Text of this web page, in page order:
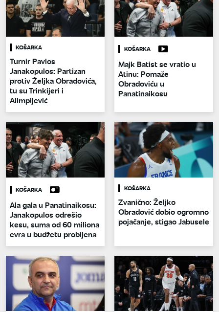
KOŠARKA
Turnir Pavlos
Janakopulos: Partizan
protiv Željka Obradovića,
tu su Trinkijeri i
Alimpijević
KOŠARKA
Majk Batist se vratio u
Atinu: Pomaže
Obradoviću u
Panatinaikosu
KOŠARKA
Ala gala u Panatinaikosu:
Janakopulos odrešio
kesu, suma od 60 miliona
evra u budžetu probijena
KOŠARKA
Zvanično: Željko
Obradović dobio ogromno
pojačanje, stigao Jabusele